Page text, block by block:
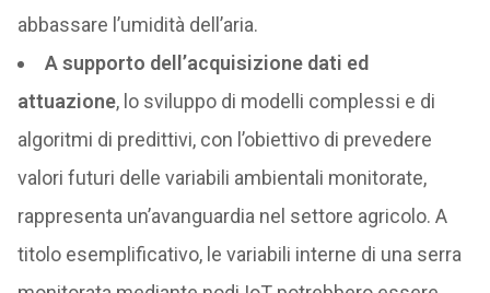
abbassare l’umidità dell’aria.
A supporto dell’acquisizione dati ed
attuazione, lo sviluppo di modelli complessi e di
algoritmi di predittivi, con l’obiettivo di prevedere
valori futuri delle variabili ambientali monitorate,
rappresenta un’avanguardia nel settore agricolo. A
titolo esemplificativo, le variabili interne di una serra